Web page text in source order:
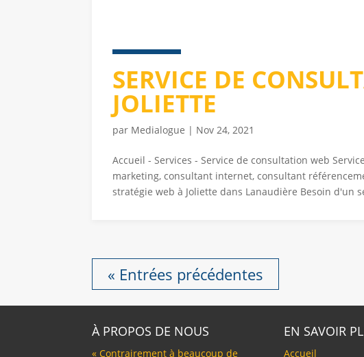
SERVICE DE
JOLIETTE
par Medialogue | Nov 24, 2021
Accueil - Services - Service de consultation web
marketing, consultant internet, consultant
stratégie web à Joliette dans Lanaudière Besoin d'un
« Entrées précédentes
À PROPOS DE NOUS
« Contrairement à beaucoup de
EN SAVOIR
Accueil